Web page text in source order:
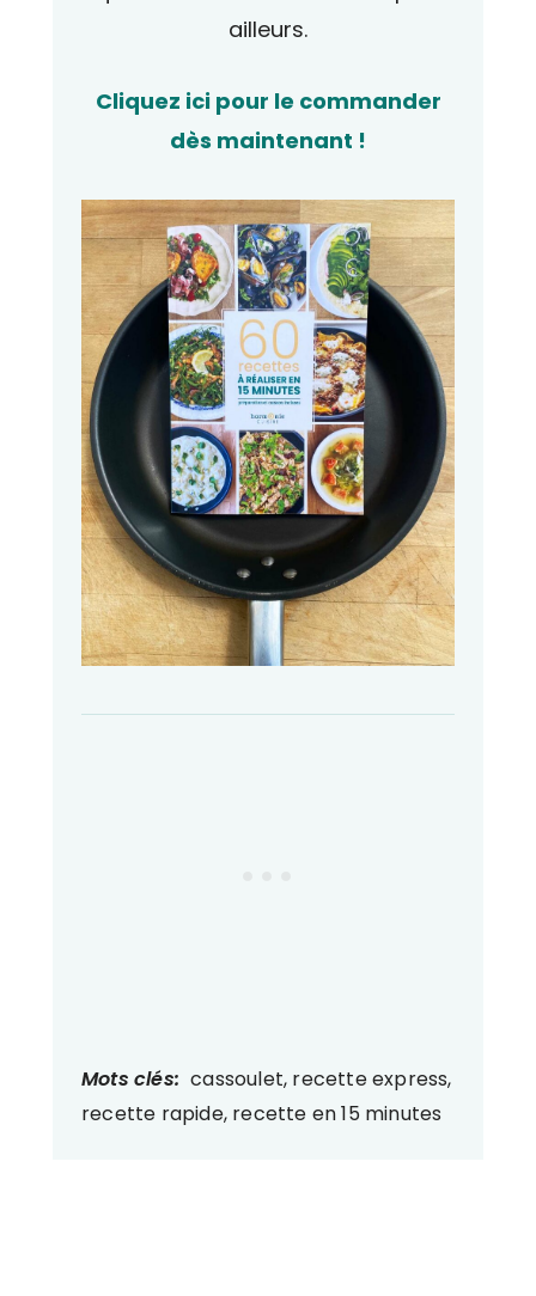
ailleurs.
Cliquez ici pour le commander
dès maintenant !
Mots clés: cassoulet, recette express,
recette rapide, recette en 15 minutes